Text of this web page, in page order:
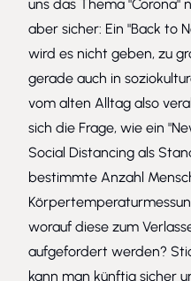
uns das Thema "Corona"
aber sicher: Ein "Back to
wird es nicht geben, zu
gerade auch in
vom alten Alltag also
sich die Frage, wie ein
Social Distancing als
bestimmte Anzahl
worauf diese zum
aufgefordert werden?
kann man künftig sicher